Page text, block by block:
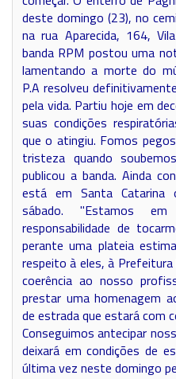
deste domingo (23), no
na rua Aparecida, 164,
banda RPM postou uma
lamentando a morte do
P.A resolveu
pela vida. Partiu hoje em
suas condições
que o atingiu. Fomos
tristeza quando
publicou a banda. Ainda
está em Santa
sábado. "Estamos
responsabilidade de
perante uma plateia
respeito à eles, à
coerência ao nosso
prestar uma homenagem
de estrada que estará com
Conseguimos antecipar
deixará em condições de
última vez neste domingo